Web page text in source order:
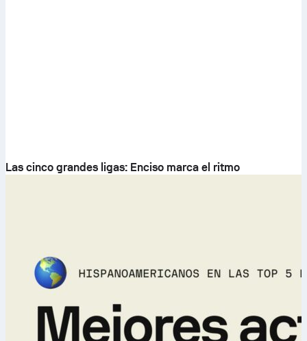
Las cinco grandes ligas: Enciso marca el ritmo